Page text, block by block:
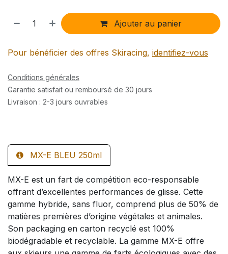
Ajouter au panier
Pour bénéficier des offres Skiracing, identifiez-vous
Conditions générales
Garantie satisfait ou remboursé de 30 jours
Livraison : 2-3 jours ouvrables
MX-E BLEU 250ml
MX-E est un fart de compétition eco-responsable
offrant d’excellentes performances de glisse. Cette
gamme hybride, sans fluor, comprend plus de 50% de
matières premières d’origine végétales et animales.
Son packaging en carton recyclé est 100%
biodégradable et recyclable. La gamme MX-E offre